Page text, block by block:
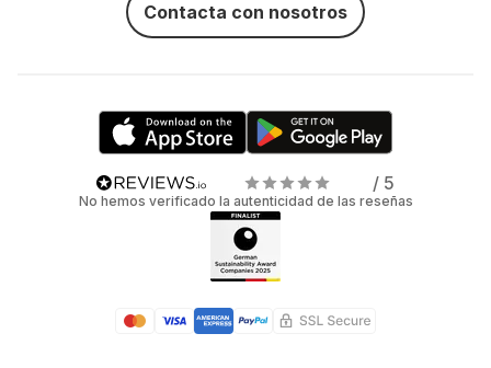
Contacta con nosotros
/ 5
No hemos verificado la autenticidad de las reseñas